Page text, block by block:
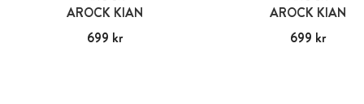
AROCK KIAN
Pris:699 kr
699 kr
AROCK KIAN
Pris:699 kr
699 kr